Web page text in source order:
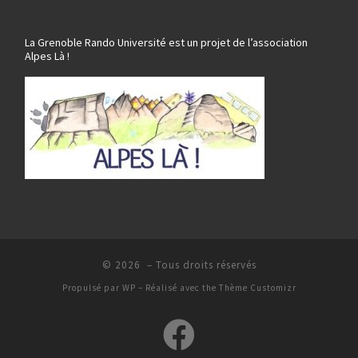
La Grenoble Rando Université est un projet de l’association
Alpes Là !
© 2026 – Tous droits réservés
Propulsé par WP – Réalisé avec the Thème Customizr